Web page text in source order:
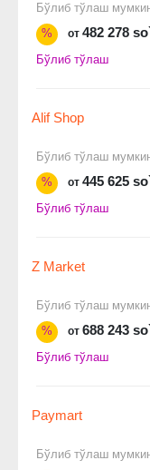
Бўлиб тўлаш
%
от 482 278
Бўлиб тўлаш
Alif Shop
Бўлиб тўлаш
%
от 445 625
Бўлиб тўлаш
Z Market
Бўлиб тўлаш
%
от 688 243
Бўлиб тўлаш
Paymart
Бўлиб тўлаш